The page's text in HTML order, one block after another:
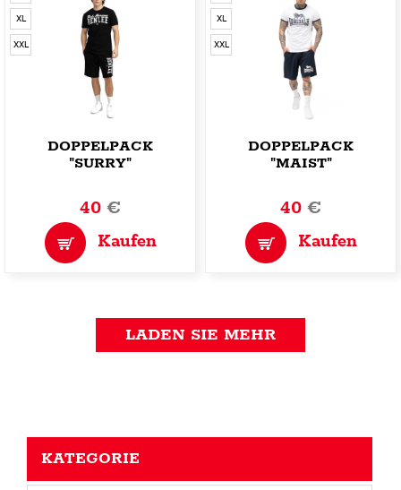
XL
XXL
DOPPELPACK
"SURRY"
40€
Kaufen
XL
XXL
DOPPELPACK
"MAIST"
40€
Kaufen
LADEN SIE MEHR
KATEGORIE